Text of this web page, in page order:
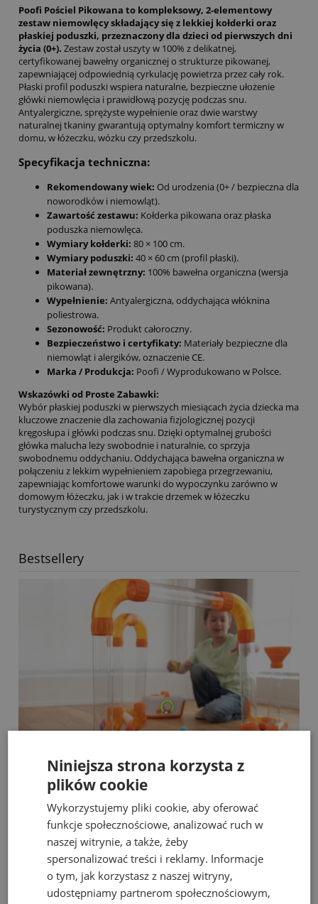
Poofi Pościel Pikowana to kompleksowy, 2-elementowy
zestaw niemowlęcy składający się z lekkiej kołderki oraz
płaskiej poduszki, przeznaczony dla dzieci od pierwszych dni
życia (0+). Zestaw został uszyty w 100% z delikatnej,
certyfikowanej bawełny organicznej o strukturze pikowanej,
zapewniającej odpowiednią cyrkulację powietrza przez cały rok.
Płaski profil poduszki wspiera naturalne, bezpieczne ułożenie
główki niemowlęcia i prawidłową pozycję podczas snu.
Antyalergiczne, sprężyste wypełnienie oraz dwie warstwy
naturalnej tkaniny gwarantują optymalny komfort termiczny w
domu, w łóżeczku, wózku czy przedszkolu.
Specyfikacja techniczna:
Rekomendowany wiek: Od urodzenia (0+ / bezpieczna dla
noworodków i niemowląt).
Zawartość zestawu: Kołderka pikowana oraz płaska
poduszka niemowlęca.
Wymiary kołderki: 80 × 100 cm.
Wymiary poduszki: 40 × 60 cm (profil płaski).
Materiał zewnętrzny: 100% bawełna organiczna (wersja
pikowana).
Wypełnienie: Antyalergiczna, oddychająca włóknina
poliestrowa.
Sezonowość: Produkt całoroczny.
Bezpieczeństwo i certyfikaty: Materiały bezpieczne dla
niemowląt i alergików, oznaczenie CE.
Marka / Produkcja: Poofi / Wyprodukowano w Polsce.
Wskazówki od Proste Zabawki:
Wybór płaskiej poduszki w pierwszych miesiącach życia dziecka ma
kluczowe znaczenie dla zachowania fizjologicznej pozycji
kręgosłupa i główki podczas snu. Dzięki optymalnej grubości
główka malucha leży swobodnie i naturalnie, co sprzyja
swobodnemu oddychaniu. Oddychająca bawełna organiczna w
połączeniu z lekkim wypełnieniem zapobiega przegrzewaniu,
zapewniając komfortowe warunki do wypoczynku zarówno w
domowym łóżeczku, jak i w trakcie drzemek w łóżeczku
turystycznym czy przedszkolu.
Bestsellery
Fat Brain Toys dmuchawa do piłek Air Toobz
489,00 zł
Cena regularna:526,00 zł
Najniższa cena: 469,00 zł
Niniejsza strona korzysta z
plików cookie
Wykorzystujemy pliki cookie, aby oferować
funkcje społecznościowe, analizować ruch w
naszej witrynie, a także, żeby
spersonalizować treści i reklamy. Informacje
o tym, jak korzystasz z naszej witryny,
udostępniamy partnerom społecznościowym,